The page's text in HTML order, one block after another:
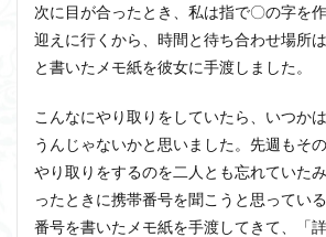
次に目が合ったとき、私は指で〇の字を
迎えに行くから、時間と待ち合わせ場所
と書いたメモ紙を彼女に手渡しました。
こんなにやり取りをしていたら、いつか
うんじゃないかと思いました。先週もそ
やり取りをするのを二人とも忘れていた
ったときに携帯番号を聞こうと思ってい
番号を書いたメモ紙を手渡してきて、「